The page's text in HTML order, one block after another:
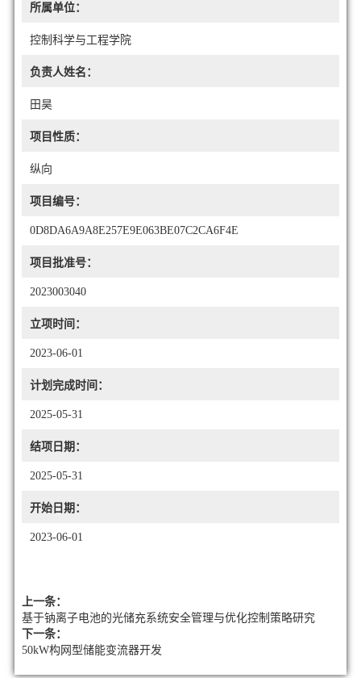
所属单位：
控制科学与工程学院
负责人姓名：
田昊
项目性质：
纵向
项目编号：
0D8DA6A9A8E257E9E063BE07C2CA6F4E
项目批准号：
2023003040
立项时间：
2023-06-01
计划完成时间：
2025-05-31
结项日期：
2025-05-31
开始日期：
2023-06-01
上一条：
基于钠离子电池的光储充系统安全管理与优化控制策略研究
下一条：
50kW构网型储能变流器开发